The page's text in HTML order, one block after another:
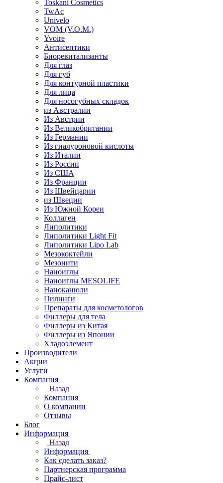
Toskani Cosmetics
TwAc
Univelo
VOM (V.O.M.)
Yvoire
Антисептики
Биоревитализанты
Для глаз
Для губ
Для контурной пластики
Для лица
Для носогубных складок
из Австралии
Из Австрии
Из Великобритании
Из Германии
Из гиалуроновой кислоты
Из Италии
Из России
Из США
Из Франции
Из Швейцарии
из Швеции
Из Южной Кореи
Коллаген
Липолитики
Липолитики Light Fit
Липолитики Lipo Lab
Мезококтейли
Мезонити
Наноиглы
Наноиглы MESOLIFE
Наноканюли
Пилинги
Препараты для косметологов
Филлеры для тела
Филлеры из Китая
Филлеры из Японии
Хладоэлемент
Производители
Акции
Услуги
Компания
Назад
Компания
О компании
Отзывы
Блог
Информация
Назад
Информация
Как сделать заказ?
Партнерская программа
Прайс-лист